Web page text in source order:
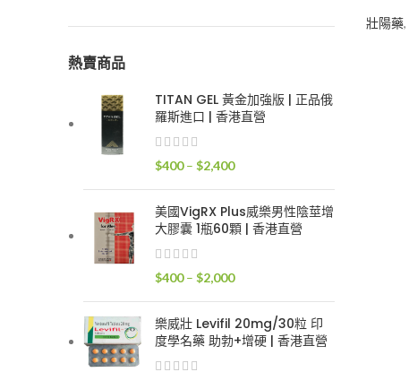
價
價
熱賣商品
TITAN GEL 黃金加強版 | 正品俄
羅斯進口 | 香港直營
$400 – $2,400價
圍：
$2,400
美國VigRX Plus威樂男性陰莖增
大膠囊 1瓶60顆 | 香港直營
$400 – $2,000價
範
圍：
樂威壯 Levifil 20mg/30粒 印
度學名藥 助勃+增硬 | 香港直營
壯陽藥,